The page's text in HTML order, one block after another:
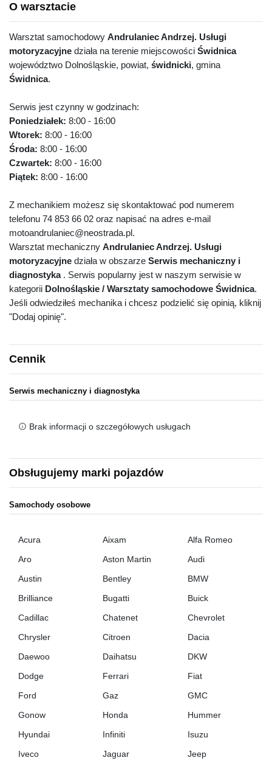
O warsztacie
Warsztat samochodowy Andrulaniec Andrzej. Usługi
motoryzacyjne działa na terenie miejscowości Świdnica
województwo Dolnośląskie, powiat, świdnicki, gmina
Świdnica.
Serwis jest czynny w godzinach:
Poniedziałek: 8:00 - 16:00
Wtorek: 8:00 - 16:00
Środa: 8:00 - 16:00
Czwartek: 8:00 - 16:00
Piątek: 8:00 - 16:00
Z mechanikiem możesz się skontaktować pod numerem
telefonu 74 853 66 02 oraz napisać na adres e-mail
motoandrulaniec@neostrada.pl.
Warsztat mechaniczny Andrulaniec Andrzej. Usługi
motoryzacyjne działa w obszarze Serwis mechaniczny i
diagnostyka. Serwis popularny jest w naszym serwisie w
kategorii Dolnośląskie / Warsztaty samochodowe Świdnica.
Jeśli odwiedziłeś mechanika i chcesz podzielić się opinią, kliknij
"Dodaj opinię".
Cennik
Serwis mechaniczny i diagnostyka
Brak informacji o szczegółowych usługach
Obsługujemy marki pojazdów
Samochody osobowe
Acura Aixam
Alfa Romeo
Aro
Aston Martin
Audi
Austin
Bentley
BMW
Brilliance
Bugatti
Buick
Cadillac
Chatenet
Chevrolet
Chrysler
Citroen
Dacia
Daewoo
Daihatsu
DKW
Dodge
Ferrari
Fiat
Ford
Gaz
GMC
Gonow
Honda
Hummer
Hyundai
Infiniti
Isuzu
Iveco
Jaguar
Jeep